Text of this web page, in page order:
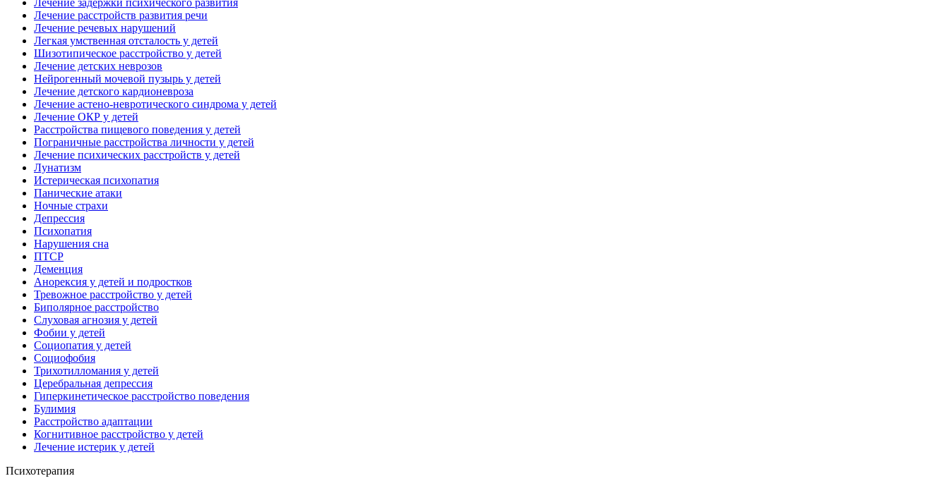
Лечение задержки психического развития
Лечение расстройств развития речи
Лечение речевых нарушений
Легкая умственная отсталость у детей
Шизотипическое расстройство у детей
Лечение детских неврозов
Нейрогенный мочевой пузырь у детей
Лечение детского кардионевроза
Лечение астено-невротического синдрома у детей
Лечение ОКР у детей
Расстройства пищевого поведения у детей
Пограничные расстройства личности у детей
Лечение психических расстройств у детей
Лунатизм
Истерическая психопатия
Панические атаки
Ночные страхи
Депрессия
Психопатия
Нарушения сна
ПТСР
Деменция
Анорексия у детей и подростков
Тревожное расстройство у детей
Биполярное расстройство
Слуховая агнозия у детей
Фобии у детей
Социопатия у детей
Социофобия
Трихотилломания у детей
Церебральная депрессия
Гиперкинетическое расстройство поведения
Булимия
Расстройство адаптации
Когнитивное расстройство у детей
Лечение истерик у детей
Психотерапия